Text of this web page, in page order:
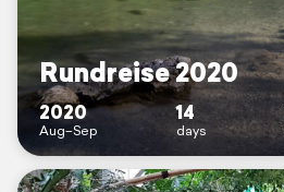
Rundreise 2020
2020
Aug–Sep
14
days